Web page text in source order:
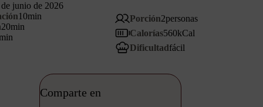
de junio de 2026
10min
20min
min
Porción2personas
Calorías560kCal
Dificultadfácil
Comparte en